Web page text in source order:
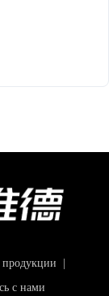
продукции
с нами